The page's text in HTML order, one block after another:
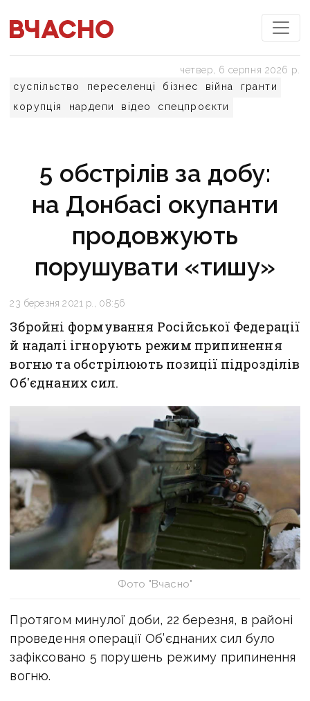
суспільство переселенці бізнес війна
гранти
корупція
нардепи відео спецпроєкти
четвер, 6 серпня 2026 р.
5 обстрілів за добу:
на Донбасі окупанти
продовжують
порушувати «тишу»
23 березня 2021 р., 08:56
Збройні формування Російської Федерації
й надалі ігнорують режим припинення
вогню та обстрілюють позиції підрозділів
Об'єднаних сил.
Фото "Вчасно"
Протягом минулої доби, 22 березня, в районі
проведення операції Об’єднаних сил було
зафіксовано 5 порушень режиму припинення
вогню.